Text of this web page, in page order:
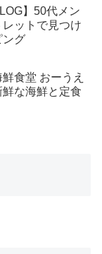
】50代メン
ットで見つけ
ング
食堂 おーうえ
な海鮮と定食